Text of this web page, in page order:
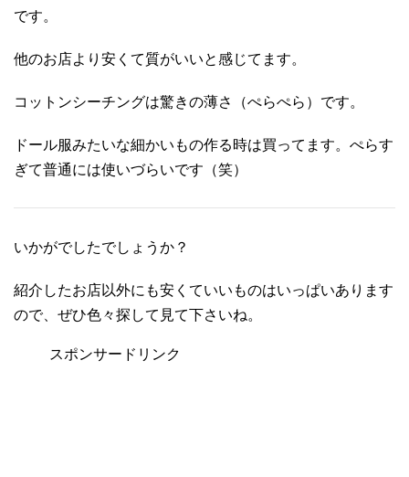
です。
他のお店より安くて質がいいと感じてます。
コットンシーチングは驚きの薄さ（ぺらぺら）です。
ドール服みたいな細かいもの作る時は買ってます。ぺらす
ぎて普通には使いづらいです（笑）
いかがでしたでしょうか？
紹介したお店以外にも安くていいものはいっぱいあります
ので、ぜひ色々探して見て下さいね。
スポンサードリンク